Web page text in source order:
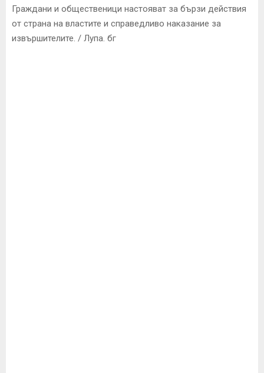
Граждани и общественици настояват за бързи действия
от страна на властите и справедливо наказание за
извършителите. / Лупа. бг